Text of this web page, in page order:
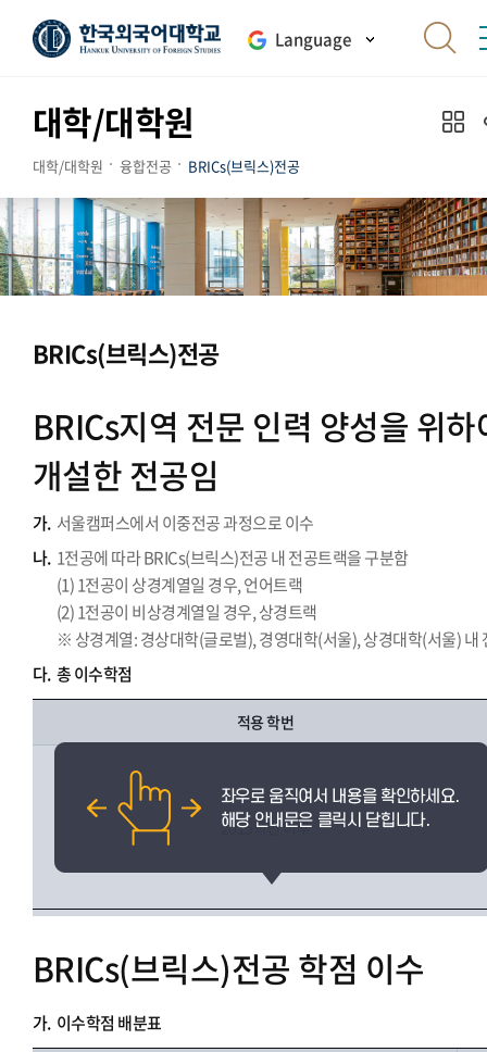
Language
대학/대학원
대학/대학원 융합전공 BRICs(브릭스)전공
BRICs(브릭스)전공
BRICs지역 전문 인력 양성을 위하
개설한 전공임
가. 서울캠퍼스에서 이중전공 과정으로 이수
나. 1전공에 따라 BRICs(브릭스)전공 내 전공트랙을 구분함
(1) 1전공이 상경계열일 경우, 언어트랙
(2) 1전공이 비상경계열일 경우, 상경트랙
※ 상경계열: 경상대학(글로벌), 경영대학(서울), 상경대학(서울) 내
다. 총 이수학점
적용 학번
2015학번 이후
BRICs(브릭스)전공 학점 이수
가. 이수학점 배분표